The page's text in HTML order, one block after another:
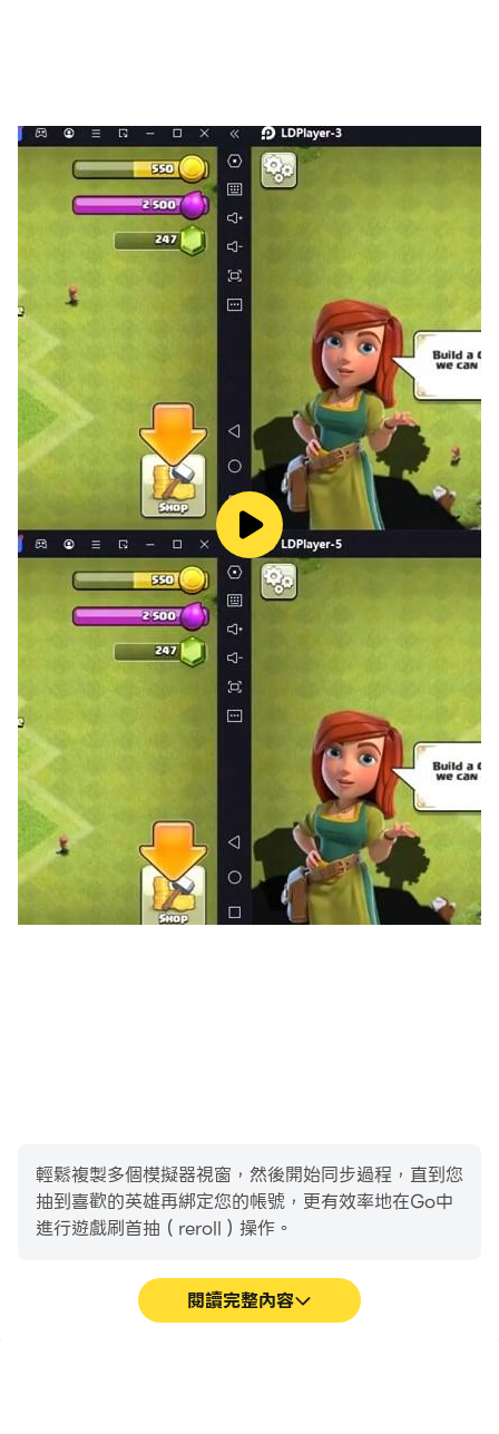
This free version is supported by 3rd party ads.
Ads may use internet connectivity, and therefore
subsequent data charges may apply. The
photos/media/files permission is required to allow
the game to save game data to external storage,
and is sometimes used to cache ads.
輕鬆複製多個模擬器視窗，然後開始同步過程，直到您
抽到喜歡的英雄再綁定您的帳號，更有效率地在Go中
進行遊戲刷首抽（reroll）操作。
閱讀完整內容